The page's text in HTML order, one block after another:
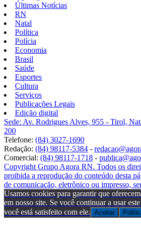
Últimas Notícias
RN
Natal
Política
Polícia
Economia
Brasil
Saúde
Esportes
Cultura
Serviços
Publicações Legais
Edição digital
Sede: Av. Rodrigues Alves, 955 - Tirol,
200
Telefone: (84) 3027-1690
Redação: (84) 98117-5384 -
Comercial: (84) 98117-1718 -
Copyright Grupo Agora RN. Todos os
proibida a reprodução do conteúdo desta
de comunicação, eletrônico ou impresso,
Usamos cookies para garantir que
em nosso site. Se você continuar a usar
você está satisfeito com ele. Aceitar